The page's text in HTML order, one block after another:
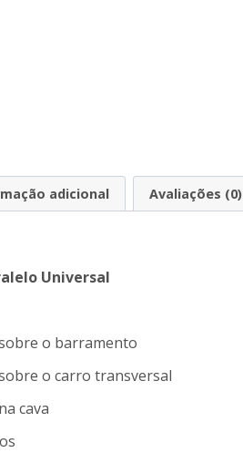
adicional Avaliações (0)
Universal
o barramento
o carro transversal
cava